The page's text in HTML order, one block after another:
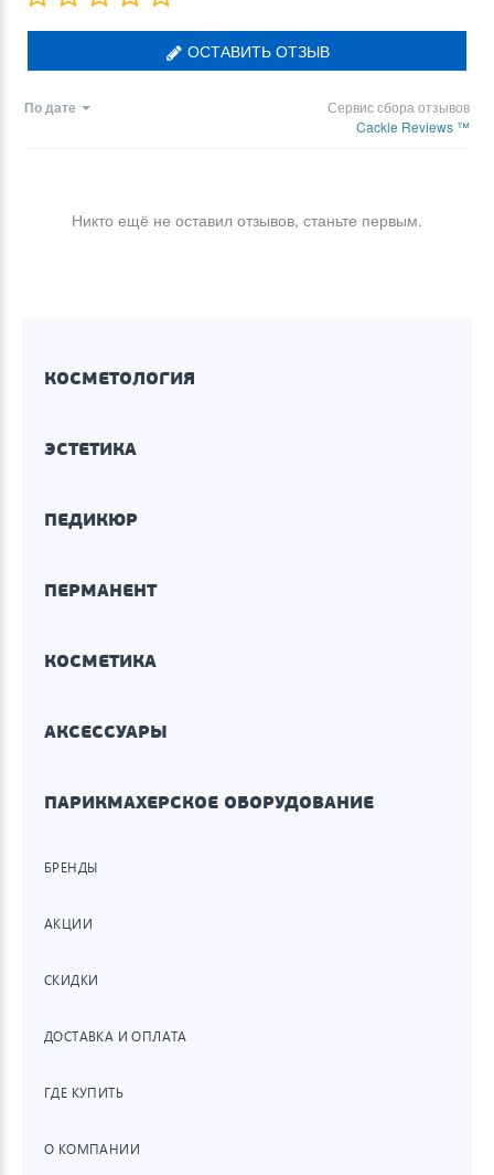
ОСТАВИТЬ ОТЗЫВ
По дате
Сервис сбора отзывов
Cackle Reviews ™
Никто ещё не оставил отзывов, станьте первым.
КОСМЕТОЛОГИЯ
ЭСТЕТИКА
ПЕДИКЮР
ПЕРМАНЕНТ
КОСМЕТИКА
АКСЕССУАРЫ
ПАРИКМАХЕРСКОЕ ОБОРУДОВАНИЕ
БРЕНДЫ
АКЦИИ
СКИДКИ
ДОСТАВКА И ОПЛАТА
ГДЕ КУПИТЬ
О КОМПАНИИ